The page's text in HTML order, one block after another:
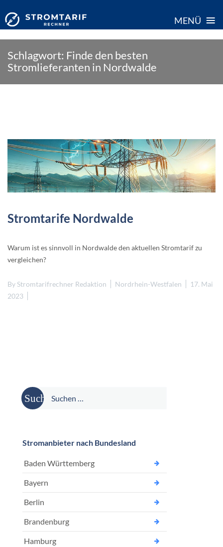
MENÜ ≡
content
Schlagwort: Finde den besten
Stromlieferanten in Nordwalde
Stromtarife Nordwalde
Warum ist es sinnvoll in Nordwalde den aktuellen Stromtarif zu
vergleichen?
By Stromtarifrechner Redaktion Nordrhein-Westfalen
17. Mai
2023
Suche
nach:
Stromanbieter nach Bundesland
Baden Württemberg
Bayern
Berlin
Brandenburg
Hamburg